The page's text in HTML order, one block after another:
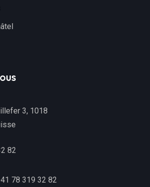
3, 1018
82
78 319 32 82